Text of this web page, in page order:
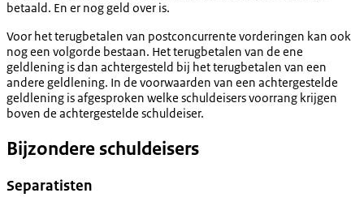
betaald. En er nog geld over is.
Voor het terugbetalen van postconcurrente vorderingen kan ook
nog een volgorde bestaan. Het terugbetalen van de ene
geldlening is dan achtergesteld bij het terugbetalen van een
andere geldlening. In de voorwaarden van een achtergestelde
geldlening is afgesproken welke schuldeisers voorrang krijgen
boven de achtergestelde schuldeiser.
Bijzondere schuldeisers
Separatisten